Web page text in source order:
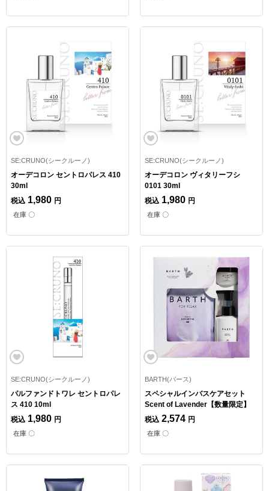
SE:CRUNO(シークルーノ)
オーデコロン セントロパレス 410
30ml
税込 1,980 円
在庫 〇
SE:CRUNO(シークルーノ)
オーデコロン ヴィタリーフシ
0101 30ml
税込 1,980 円
在庫 〇
SE:CRUNO(シークルーノ)
パルファンドトワレ セントロパレ
ス 410 10ml
税込 1,980 円
在庫 〇
BARTH(バース)
スペシャルインバスケアセット
Scent of Lavender【数量限定】
税込 2,574 円
在庫 〇